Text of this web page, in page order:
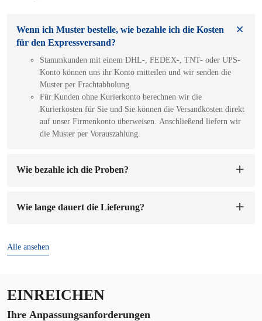
Wenn ich Muster bestelle, wie bezahle ich die Kosten
für den Expressversand?
Stammkunden mit einem DHL-, FEDEX-, TNT- oder UPS-
Konto können uns ihr Konto mitteilen und wir senden die
Muster per Frachtabholung.
Für Kunden ohne Kurierkonto berechnen wir die
Kurierkosten für Sie und Sie können die Versandkosten direkt
auf unser Firmenkonto überweisen. Anschließend liefern wir
die Muster per Vorauszahlung.
Wie bezahle ich die Proben?
anfertigen. Die Probenvorbereitung dauert 1-7 Werktage.
Wie lange dauert die Lieferung?
Alle ansehen
EINREICHEN
Ihre Anpassungsanforderungen